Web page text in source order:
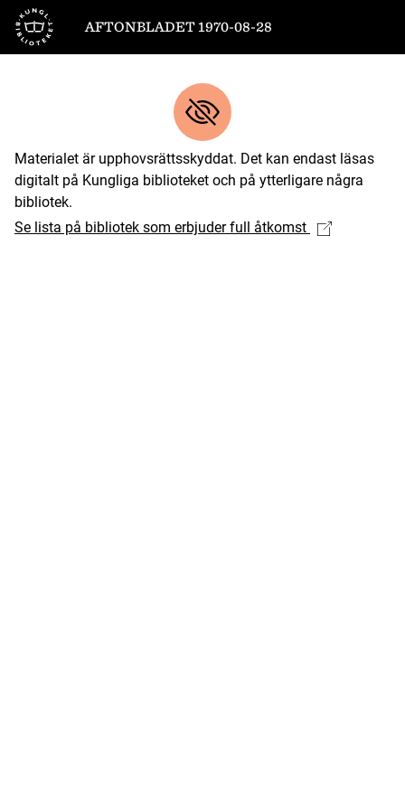
Till startsidan
AFTONBLADET 1970-08-28
Materialet är upphovsrättsskyddat. Det kan endast läsas
digitalt på Kungliga biblioteket och på ytterligare några
bibliotek.
Se lista på bibliotek som erbjuder full åtkomst